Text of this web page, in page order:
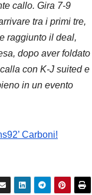
callo. Gira 7-9
tra i primi tre,
raggiunto il deal,
dopo aver foldato
con K-J suited e
in un evento
Carboni!